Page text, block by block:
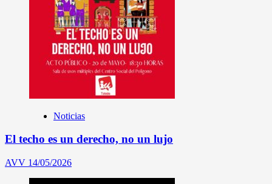
Noticias
El techo es un derecho, no un lujo
AVV 14/05/2026